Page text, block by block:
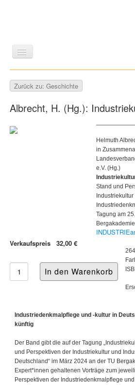
GESCHICHTE
ZEITSCHRIFTEN/
Zurück zu: Geschichte
Albrecht, H. (Hg.):
Verkaufspreis 32,00 €
Helmuth
in
e.V. (Hg.)
Stand und
Industriekultur
Tagung am
Industriedenkmalpflege und -kultur in
künftig
Der Band gibt die auf der Tagung
und Perspektiven der Industriekultur und
Deutschland“ im März 2024 an der TU
Expert*innen gehaltenen Vorträge zum
Perspektiven der Industriedenkmalpflege